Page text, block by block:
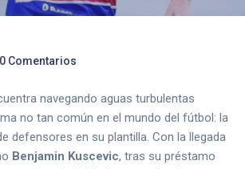
0 Comentarios
navegando aguas turbulentas
no tan común en el mundo del fútbol: la
defensores en su plantilla. Con la llegada
Benjamin Kuscevic, tras su préstamo